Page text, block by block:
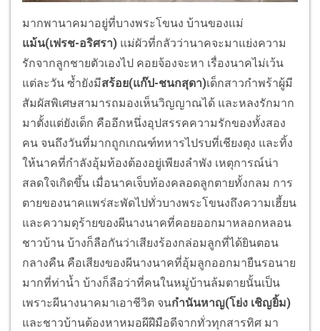
มากพานาคมาอยู่ที่บางพระโขนง บ้านของแม่
แม้น(เฟรช-อริศรา) แม่ผัวที่กลัวว่านาคจะมาแย่งความ
รักจากลูกชายตัวเองไป คอยจ้องจะหา เรื่องนาคไม่เว้น
แต่ละวัน ซ้ำยังมีสร้อย(แก๊ป-ชนกสุดา)เด็กสาวกำพร้าผู้มี
สัมผัสพิเศษสามารถมองเห็นวิญญาณได้ และหลงรักมาก
มาตั้งแต่ยังเด็ก คืออีกหนึ่งอุปสรรคความรักของทั้งสอง
คน จนถึงวันที่มากถูกเกณฑ์ทหารไปรบที่เชียงตุง และทิ้ง
ให้นาคที่กำลังอุ้มท้องต้องอยู่เพียงลำพัง เหตุการณ์น่า
สลดใจเกิดขึ้น เมื่อนาคเจ็บท้องคลอดลูกตายทั้งกลม การ
ตายของนาคแพร่สะพัดไปทั่วบางพระโขนงถึงความเฮี้ยน
และความดุร้ายของผีนางนาคที่คอยออกมาหลอกหลอน
ชาวบ้าน บ้างก็ลือกันว่าเสียงร้องกล่อมลูกที่ได้ยินตอน
กลางคืน คือเสียงของผีนางนาคที่อุ้มลูกออกมายืนรอนาย
มากที่ท่าน้ำ บ้างก็ลือว่าที่คนในหมู่บ้านล้มตายนั้นเป็น
เพราะผีนางนาคมาเอาชีวิต จนกำนันหาญ(โย่ง เชิญยิ้ม)
และชาวบ้านต้องหาหมอผีฝีมือดีจากทั่วทุกสารทิศ มา